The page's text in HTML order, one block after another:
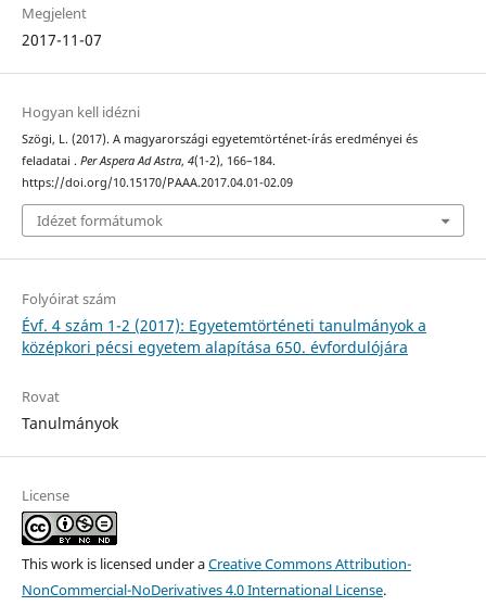
Megjelent
2017-11-07
Hogyan kell idézni
Szögi, L. (2017). A magyarországi egyetemtörténet-írás eredményei és
feladatai . Per Aspera Ad Astra, 4(1-2), 166–184.
https://doi.org/10.15170/PAAA.2017.04.01-02.09
Idézet formátumok
Folyóirat szám
Évf. 4 szám 1-2 (2017): Egyetemtörténeti tanulmányok a
középkori pécsi egyetem alapítása 650. évfordulójára
Rovat
Tanulmányok
License
This work is licensed under aCreative Commons Attribution-
NonCommercial-NoDerivatives 4.0 International License.